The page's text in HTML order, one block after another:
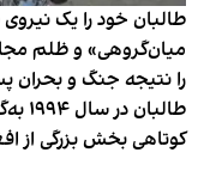
طالبان خود را یک
میان‌گروهی» و ظلم
را نتیجه جنگ و
کوتاهی بخش بزرگی از